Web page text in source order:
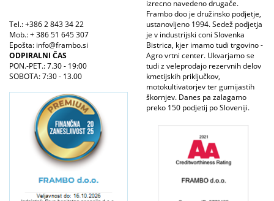
Tel.: +386 2 843 34 22
Mob.: + 386 51 645 307
Epošta: info@frambo.si
ODPIRALNI ČAS
PON.-PET.: 7.30 - 19:00
SOBOTA: 7:30 - 13.00
izrecno navedeno drugače.
Frambo doo je družinsko podjetje,
ustanovljeno 1994. Sedež podjetja
je v industrijski coni Slovenka
Bistrica, kjer imamo tudi trgovino -
Agro vrtni center. Ukvarjamo se
tudi z veleprodajo rezervnih delov
kmetijskih priključkov,
motokultivatorjev ter gumijastih
škornjev. Danes pa zalagamo
preko 150 podjetij po Sloveniji.